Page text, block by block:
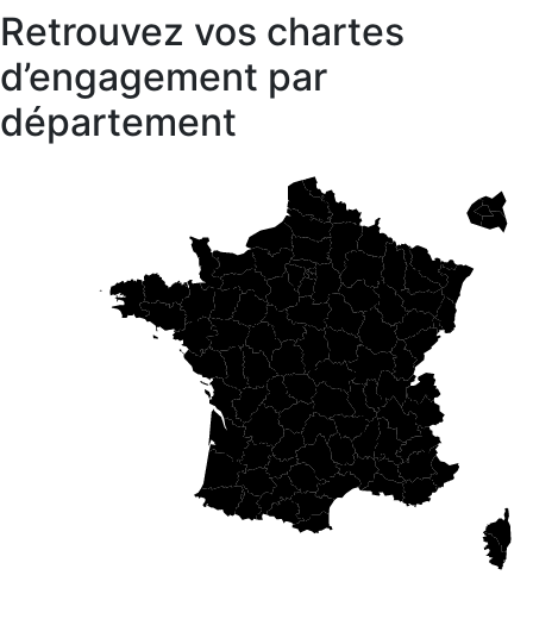
Retrouvez vos chartes
d’engagement par
département